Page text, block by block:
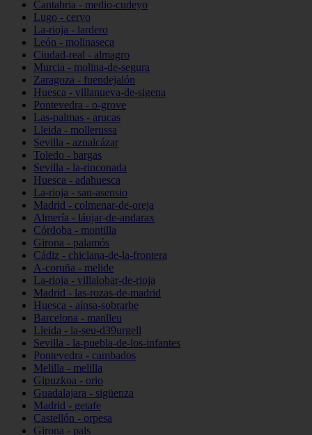
Cantabria - medio-cudeyo
Lugo - cervo
La-rioja - lardero
León - molinaseca
Ciudad-real - almagro
Murcia - molina-de-segura
Zaragoza - fuendejalón
Huesca - villanueva-de-sigena
Pontevedra - o-grove
Las-palmas - arucas
Lleida - mollerussa
Sevilla - aznalcázar
Toledo - bargas
Sevilla - la-rinconada
Huesca - adahuesca
La-rioja - san-asensio
Madrid - colmenar-de-oreja
Almería - láujar-de-andarax
Córdoba - montilla
Girona - palamós
Cádiz - chiclana-de-la-frontera
A-coruña - melide
La-rioja - villalobar-de-rioja
Madrid - las-rozas-de-madrid
Huesca - aínsa-sobrarbe
Barcelona - manlleu
Lleida - la-seu-d39urgell
Sevilla - la-puebla-de-los-infantes
Pontevedra - cambados
Melilla - melilla
Gipuzkoa - orio
Guadalajara - sigüenza
Madrid - getafe
Castellón - orpesa
Girona - pals